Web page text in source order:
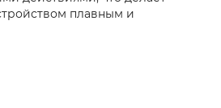
плавным и